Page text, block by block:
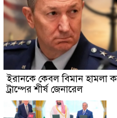
ইরানকে কেবল বিমান হামলা
ট্রাম্পের শীর্ষ জেনারেল